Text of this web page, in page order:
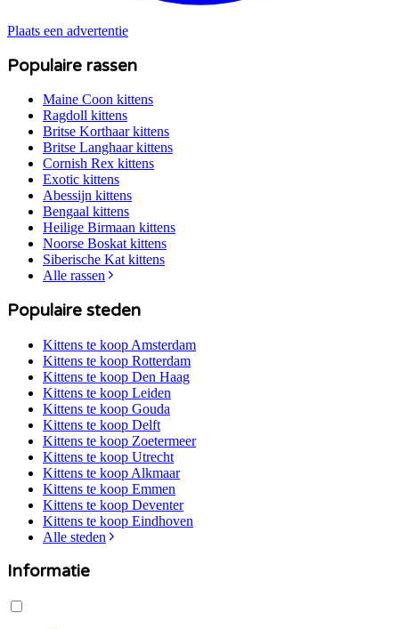
Plaats een advertentie
Populaire rassen
Maine Coon kittens
Ragdoll kittens
Britse Korthaarkittens
Britse Langhaarkittens
Cornish Rex kittens
Exotic kittens
Abessijn kittens
Bengaal kittens
Heilige Birmaan kittens
Noorse Boskat kittens
Siberische Kat kittens
Alle rassen
Populaire steden
Kittens te koop Amsterdam
Kittens te koop Rotterdam
Kittens te koop Den Haag
Kittens te koop Leiden
Kittens te koop Gouda
Kittens te koop Delft
Kittens te koop Zoetermeer
Kittens te koop Utrecht
Kittens te koop Alkmaar
Kittens te koop Emmen
Kittens te koop Deventer
Kittens te koop Eindhoven
Alle steden
Informatie